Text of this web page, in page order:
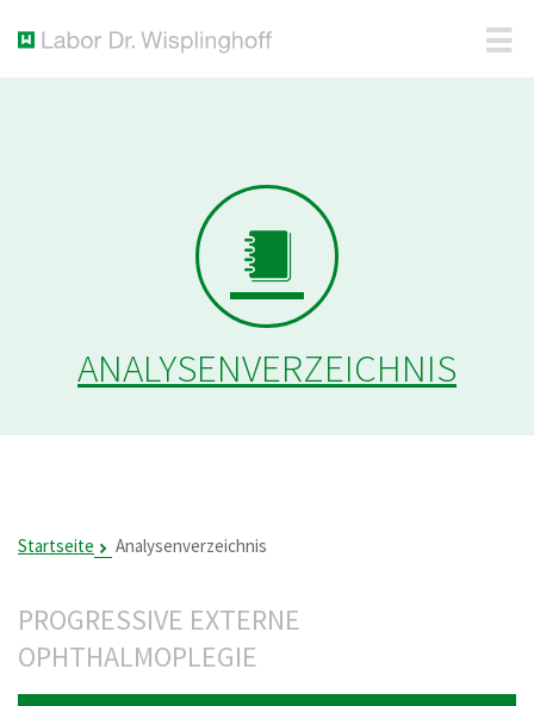
ANALYSENVERZEICHNIS
Startseite Analysenverzeichnis
PROGRESSIVE EXTERNE
OPHTHALMOPLEGIE